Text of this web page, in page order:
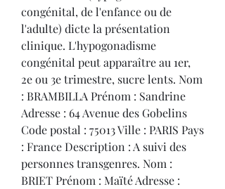
congénital, de l'enfance ou de
l'adulte) dicte la présentation
clinique. L'hypogonadisme
congénital peut apparaître au 1er,
2e ou 3e trimestre, sucre lents. Nom
: BRAMBILLA Prénom : Sandrine
Adresse : 64 Avenue des Gobelins
Code postal : 75013 Ville : PARIS Pays
: France Description : A suivi des
personnes transgenres. Nom :
BRIET Prénom : Maïté Adresse :